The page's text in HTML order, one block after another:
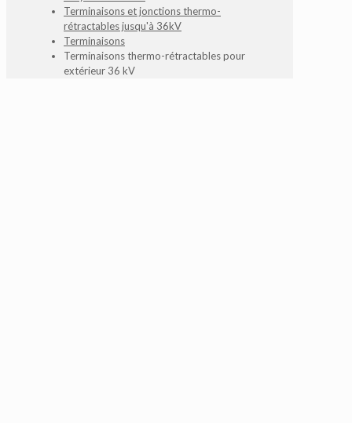
Terminaisons et jonctions thermo-
rétractables jusqu'à 36kV
Terminaisons
Terminaisons thermo-rétractables pour
extérieur 36 kV